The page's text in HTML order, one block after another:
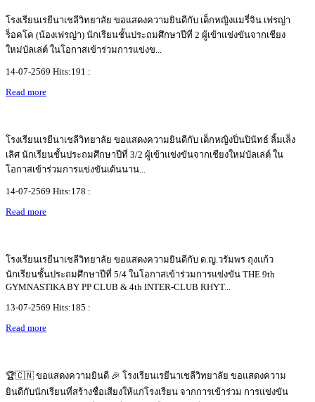
โรงเรียนเรยีนาเชลีวิทยาลัย ขอแสดงความยินดีกับ เด็กหญิงแมรี่จิน เฟรญ่า
ร็อคโค (น้องเฟรญ่า) นักเรียนชั้นประถมศึกษาปีที่ 2 ผู้เข้าแข่งขันจากเชียง
ใหม่บัลเล่ต์ ในโอกาสเข้าร่วมการแข่งข...
14-07-2569 Hits:191 :
Read more
โรงเรียนเรยีนาเชลีวิทยาลัย ขอแสดงความยินดีกับ เด็กหญิงปิ่นปินัทธ์ ลิ้มเล็ง
เลิศ นักเรียนชั้นประถมศึกษาปีที่ 3/2 ผู้เข้าแข่งขันจากเชียงใหม่บัลเล่ต์ ใน
โอกาสเข้าร่วมการแข่งขันเต้นนาน...
14-07-2569 Hits:178 :
Read more
โรงเรียนเรยีนาเชลีวิทยาลัย ขอแสดงความยินดีกับ ด.ญ.วรัมพร ถุงแก้ว
นักเรียนชั้นประถมศึกษาปีที่ 5/4 ในโอกาสเข้าร่วมการแข่งขัน THE 9th
GYMNASTIKA BY PP CLUB & 4th INTER-CLUB RHYT...
13-07-2569 Hits:185 :
Read more
🏆🇨🇳 ขอแสดงความยินดี 🎉 โรงเรียนเรยีนาเชลีวิทยาลัย ขอแสดงความ
ยินดีกับนักเรียนที่สร้างชื่อเสียงให้แก่โรงเรียน จากการเข้าร่วม การแข่งขัน